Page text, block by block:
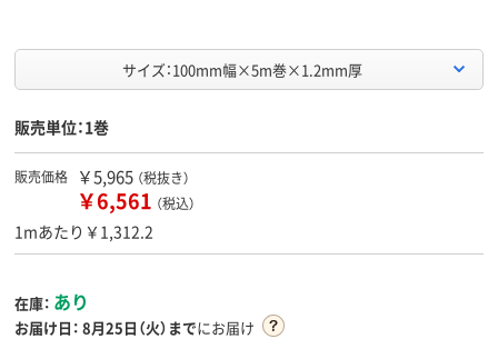
サイズ：100mm幅×5m巻×1.2mm厚
販売単位：1巻
販売価格 ￥5,965 （税抜き）
￥6,561 （税込）
1mあたり￥1,312.2
在庫： あり
お届け日： 8月25日（火）までにお届け